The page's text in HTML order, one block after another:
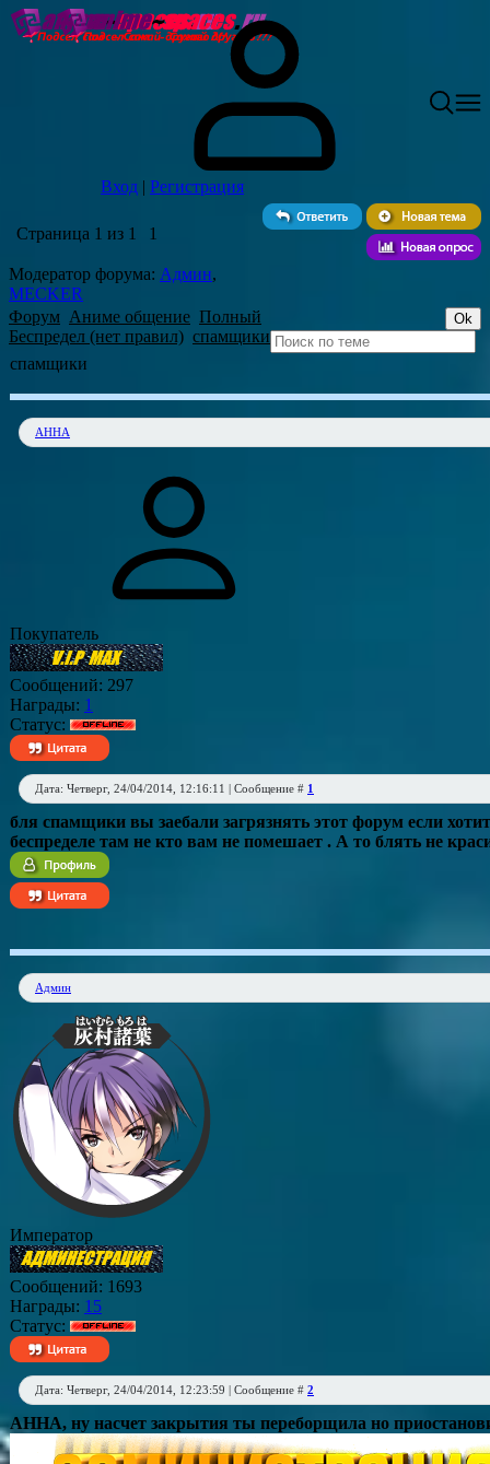
Вход | Регистрация
Страница 1 из 1 1
Модератор форума: Админ,
MECKER
Форум Аниме общение Полный
Беспредел (нет правил) спамщики
спамщики
АННА
Покупатель
Сообщений: 297
Награды: 1
Статус:
Дата: Четверг, 24/04/2014, 12:16:11 | Сообщение # 1
бля спамщики вы заебали загрязнять этот форум если
беспределе там не кто вам не помешает . А то блять не
Админ
Император
Сообщений: 1693
Награды: 15
Статус:
Дата: Четверг, 24/04/2014, 12:23:59 | Сообщение # 2
АННА, ну насчет закрытия ты переборщила но